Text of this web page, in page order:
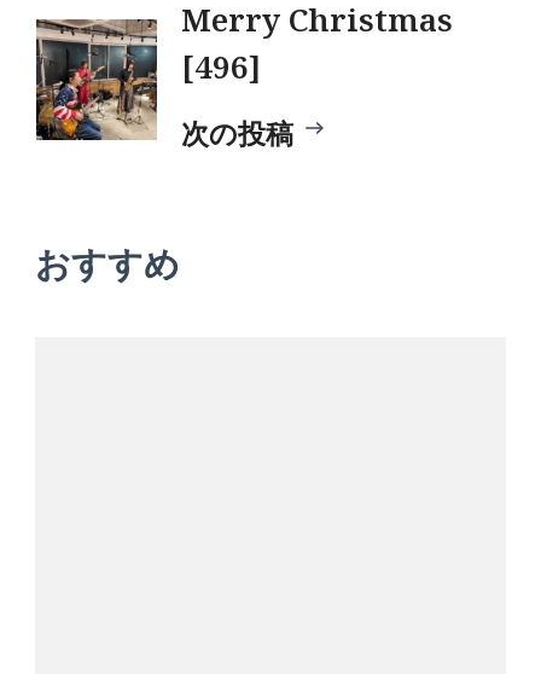
ナ
ビ
ー
Merry Christmas
[496]
次の投稿
おすすめ